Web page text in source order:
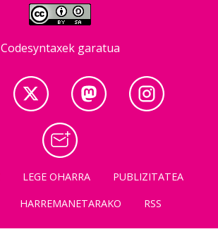
Codesyntaxek garatua
LEGE OHARRA
PUBLIZITATEA
HARREMANETARAKO RSS